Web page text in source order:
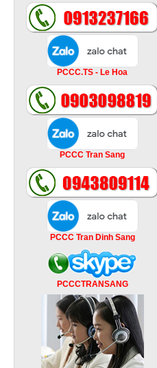
PCCC.TS - Le Hoa
PCCC Tran Sang
PCCC Tran Dinh Sang
PCCCTRANSANG